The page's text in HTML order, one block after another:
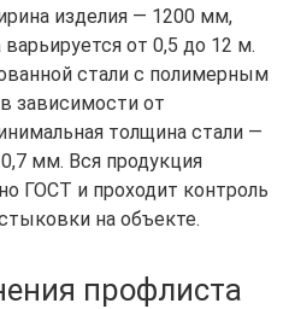
изделия — 1200 мм,
от 0,5 до 12 м.
стали с полимерным
зависимости от
толщина стали —
мм. Вся продукция
ГОСТ и проходит контроль
на объекте.
профлиста